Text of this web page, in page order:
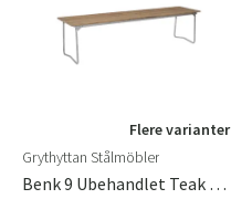
Flere varianter
Grythyttan Stålmöbler
Benk 9 Ubehandlet Teak Grythyttan Stålmöbler